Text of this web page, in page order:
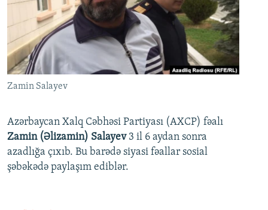
Zamin Salayev
Azərbaycan Xalq Cəbhəsi Partiyası (AXCP) fəalı
Zamin (Əlizamin) Salayev 3 il 6 aydan sonra
azadlığa çıxıb. Bu barədə siyasi fəallar sosial
şəbəkədə paylaşım ediblər.